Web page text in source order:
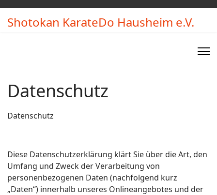
Shotokan KarateDo Hausheim e.V.
Datenschutz
Datenschutz
Diese Datenschutzerklärung klärt Sie über die Art, den
Umfang und Zweck der Verarbeitung von
personenbezogenen Daten (nachfolgend kurz
„Daten“) innerhalb unseres Onlineangebotes und der